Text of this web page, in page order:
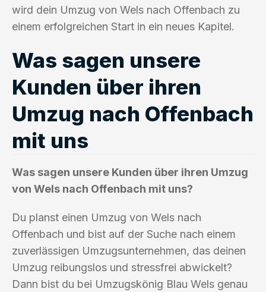
wird dein Umzug von Wels nach Offenbach zu
einem erfolgreichen Start in ein neues Kapitel.
Was sagen unsere
Kunden über ihren
Umzug nach Offenbach
mit uns
Was sagen unsere Kunden über ihren Umzug
von Wels nach Offenbach mit uns?
Du planst einen Umzug von Wels nach
Offenbach und bist auf der Suche nach einem
zuverlässigen Umzugsunternehmen, das deinen
Umzug reibungslos und stressfrei abwickelt?
Dann bist du bei Umzugskönig Blau Wels genau